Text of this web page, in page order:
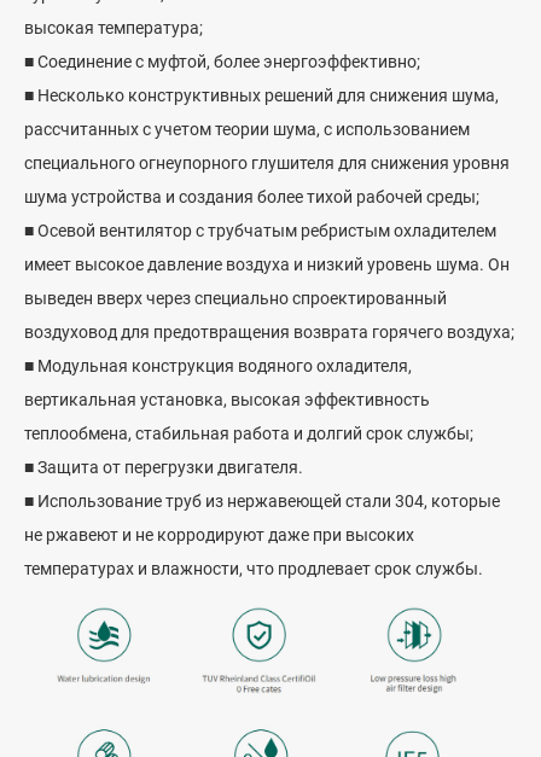
высокая температура;
■ Соединение с муфтой, более энергоэффективно;
■ Несколько конструктивных решений для снижения шума,
рассчитанных с учетом теории шума, с использованием
специального огнеупорного глушителя для снижения уровня
шума устройства и создания более тихой рабочей среды;
■ Осевой вентилятор с трубчатым ребристым охладителем
имеет высокое давление воздуха и низкий уровень шума. Он
выведен вверх через специально спроектированный
воздуховод для предотвращения возврата горячего воздуха;
■ Модульная конструкция водяного охладителя,
вертикальная установка, высокая эффективность
теплообмена, стабильная работа и долгий срок службы;
■ Защита от перегрузки двигателя.
■ Использование труб из нержавеющей стали 304, которые
не ржавеют и не корродируют даже при высоких
температурах и влажности, что продлевает срок службы.